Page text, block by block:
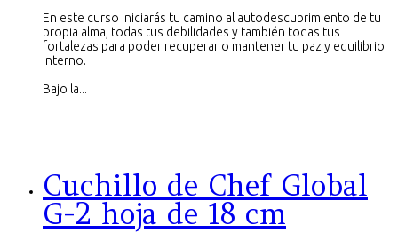
En este curso iniciarás tu camino al autodescubrimiento de tu
propia alma, todas tus debilidades y también todas tus
fortalezas para poder recuperar o mantener tu paz y equilibrio
interno.
Bajo la...
Cuchillo de Chef Global
G-2 hoja de 18 cm